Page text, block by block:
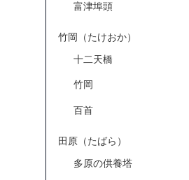
富津埠頭
竹岡（たけおか）
十二天橋
竹岡
百首
田原（たばら）
多原の供養塔